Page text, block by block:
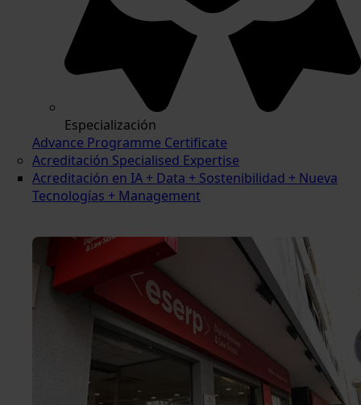
Especialización
Advance Programme Certificate
Acreditación Specialised Expertise
Acreditación en IA + Data + Sostenibilidad + Nueva
Tecnologías + Management